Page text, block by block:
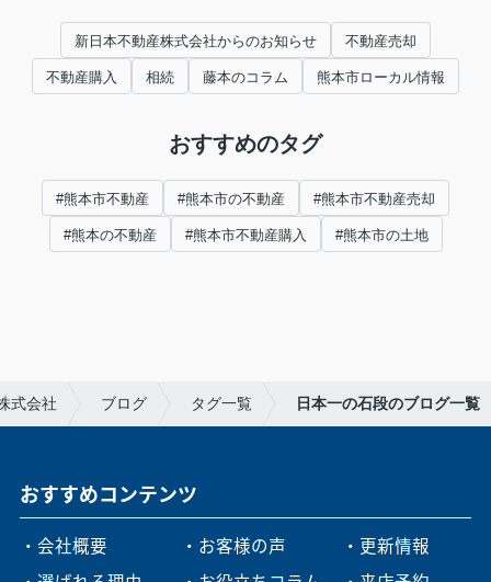
新日本不動産株式会社からのお知らせ 不動産売却
不動産購入 相続 藤本のコラム 熊本市ローカル情報
おすすめのタグ
#熊本市不動産 #熊本市の不動産 #熊本市不動産売却
#熊本の不動産 #熊本市不動産購入 #熊本市の土地
式会社 ブログ タグ一覧 日本一の石段のブログ一覧
おすすめコンテンツ
・会社概要
・お客様の声
・更新情報